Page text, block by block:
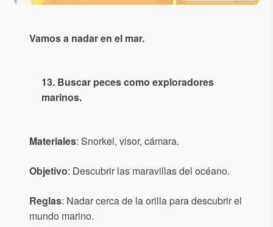
Vamos a nadar en el mar.
13. Buscar peces como exploradores
marinos.
Materiales: Snorkel, visor, cámara.
Objetivo: Descubrir las maravillas del océano.
Reglas: Nadar cerca de la orilla para descubrir el
mundo marino.